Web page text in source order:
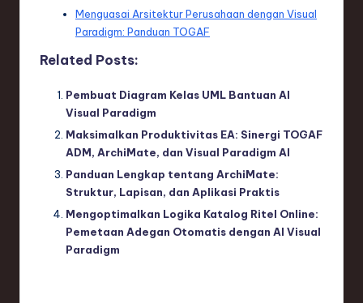
Menguasai Arsitektur Perusahaan dengan Visual
Paradigm: Panduan TOGAF
Related Posts:
Pembuat Diagram Kelas UML Bantuan AI
Visual Paradigm
Maksimalkan Produktivitas EA: Sinergi TOGAF
ADM, ArchiMate, dan Visual Paradigm AI
Panduan Lengkap tentang ArchiMate:
Struktur, Lapisan, dan Aplikasi Praktis
Mengoptimalkan Logika Katalog Ritel Online:
Pemetaan Adegan Otomatis dengan AI Visual
Paradigm